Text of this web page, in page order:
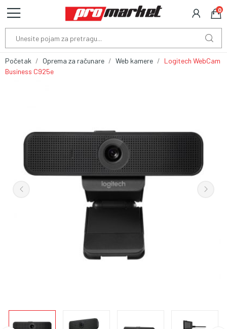
0
Početak Oprema za računare Web kamere
Logitech WebCam
Business C925e